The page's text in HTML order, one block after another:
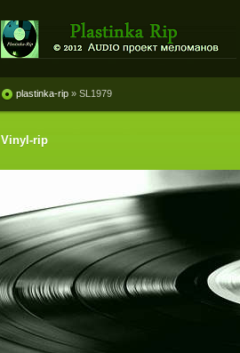
винила и магнитоальбомов
plastinka-rip » SL1979
Vinyl-rip